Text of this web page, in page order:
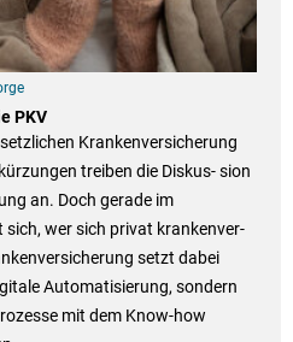
PKV
Krankenversicherung
treiben die Diskus- sion
an. Doch gerade im
wer sich privat krankenver-
setzt dabei
Automatisierung, sondern
mit dem Know-how